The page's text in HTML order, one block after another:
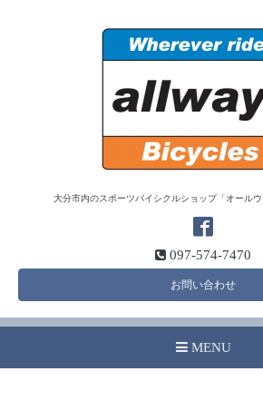
大分市内のスポーツバイシクルショップ「オールウ
097-574-7470
お問い合わせ
MENU